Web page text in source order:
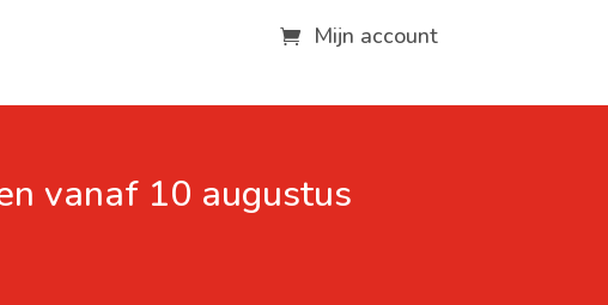
Mijn account
vanaf 10 augustus